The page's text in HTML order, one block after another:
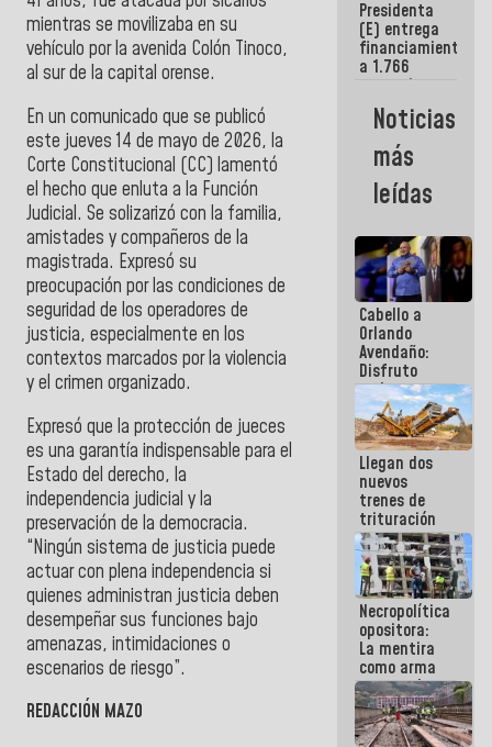
mientras se movilizaba en su
vehículo por la avenida Colón Tinoco,
al sur de la capital orense.
En un comunicado que se publicó
este jueves 14 de mayo de 2026, la
Corte Constitucional (CC) lamentó
el hecho que enluta a la Función
Judicial. Se solizarizó con la familia,
amistades y compañeros de la
magistrada. Expresó su
preocupación por las condiciones de
seguridad de los operadores de
justicia, especialmente en los
contextos marcados por la violencia
y el crimen organizado.
Expresó que la protección de jueces
es una garantía indispensable para el
Estado del derecho, la
independencia judicial y la
preservación de la democracia.
“Ningún sistema de justicia puede
actuar con plena independencia si
quienes administran justicia deben
desempeñar sus funciones bajo
amenazas, intimidaciones o
escenarios de riesgo”.
REDACCIÓN MAZO
por el
Gobierno
Nacional
Presidenta
(E) entrega
financiamientos
a 1.766
comerciantes
emprendedores
afectados
por
terremotos
Noticias
más
leídas
Cabello a
Orlando
Avendaño:
Disfruto
cada vez
que escribes
porque lo
que haces
es
embarrarla
Llegan dos
nuevos
trenes de
trituración
para
optimizar
manejo de
escombros
en La Guaira
Necropolítica
opositora:
La mentira
como arma
contra el
Pueblo